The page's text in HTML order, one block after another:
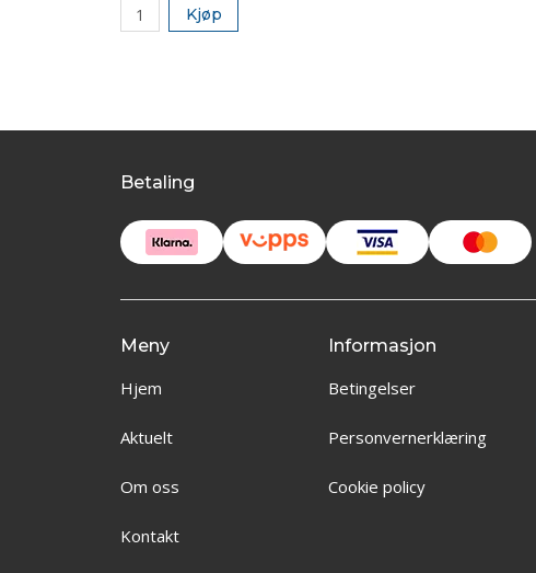
Kjøp
Betaling
Meny
Hjem
Aktuelt
Om oss
Kontakt
Informasjon
Betingelser
Personvernerklæring
Cookie policy